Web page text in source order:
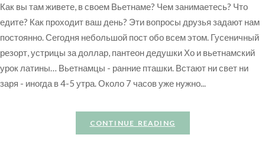
Как вы там живете, в своем Вьетнаме? Чем занимаетесь? Что
едите? Как проходит ваш день? Эти вопросы друзья задают нам
постоянно. Сегодня небольшой пост обо всем этом. Гусеничный
резорт, устрицы за доллар, пантеон дедушки Хо и вьетнамский
урок латины… Вьетнамцы - ранние пташки. Встают ни свет ни
заря - иногда в 4-5 утра. Около 7 часов уже нужно...
CONTINUE READING